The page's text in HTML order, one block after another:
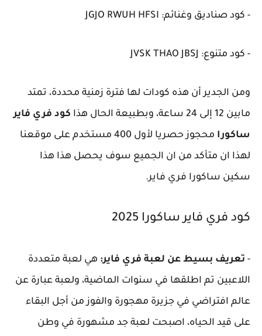
- كود صناديق وغنائم: JGJO RWUH HFSI
- كود متنوع: JVSK THAO JBSJ
ومن الجدير أن هذه كودات لها فترة زمنية محددة، تمتد
مابين 12 إلى 24 ساعة، وبطبيعة الحال هذا
كود فري فاير
ساكورا
محجوز حصريا لأول 400 مستخدم على موقعنا
لهذا ان متأكد من ان الجميع سوف يحصل هذا هذا
سكين ساكورا فري فاير.
كود فري فاير ساكورا 2025
- تعريف بسيط عن لعبة فري فاير: هي لعبة متعددة
اللاعبين تم اطلقها في سنوات الماضية، ولعبة عبارة عن
عالم افتراضي في جزيرة مهجورة والفوز من أجل البقاء
على قيد الحياه، اصبحت لعبة جد مشهورة في وطن